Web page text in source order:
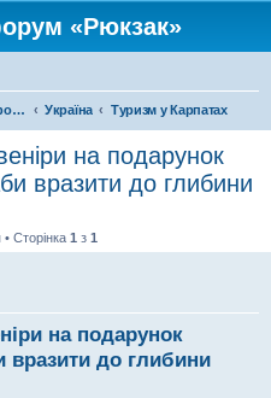
«Рюкзак»
Туристичний форум «Рюкзак» Україна Туризм у Карпатах
на подарунок
вразити до глибини
Сторінка 1 з 1
на подарунок
до глибини